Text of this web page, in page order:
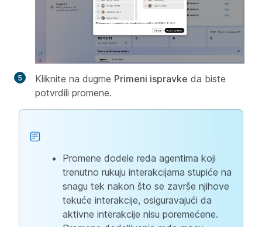
Kliknite na dugme Primeni ispravke da biste
potvrdili promene.
Promene dodele reda agentima koji
trenutno rukuju interakcijama stupiće na
snagu tek nakon što se završe njihove
tekuće interakcije, osiguravajući da
aktivne interakcije nisu poremećene.